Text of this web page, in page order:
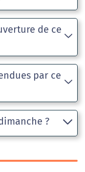
de ce
par ce
?